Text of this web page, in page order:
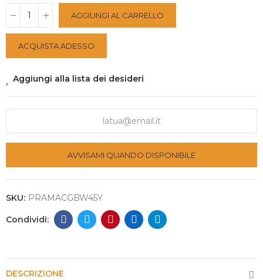
AGGIUNGI AL CARRELLO
ACQUISTA ADESSO
Aggiungi alla lista dei desideri
AVVISAMI QUANDO DISPONIBILE
SKU: PRAMACGBW45Y
DESCRIZIONE